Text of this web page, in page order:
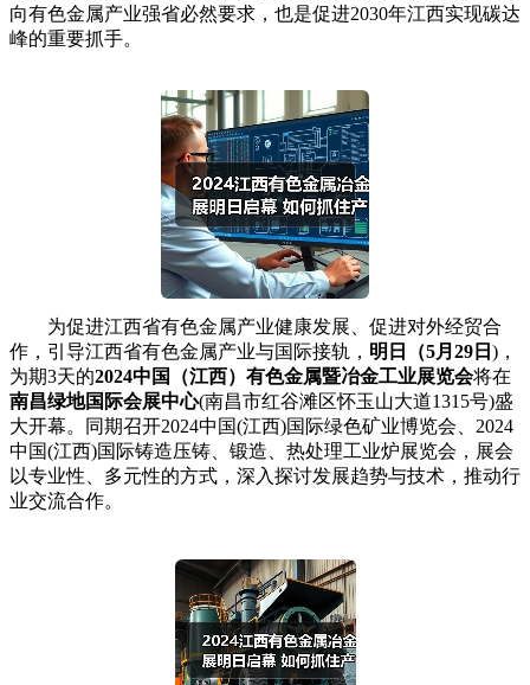
向有色金属产业强省必然要求，也是促进2030年江西实现碳达
峰的重要抓手。
为促进江西省有色金属产业健康发展、促进对外经贸合
作，引导江西省有色金属产业与国际接轨， 明日 （5月29日 )，
为期3天的2024中国（江西）有色金属暨冶金工业展览会将在
南昌绿地国际会展中心(南昌市红谷滩区怀玉山大道1315号)盛
大开幕。同期召开2024中国(江西)国际绿色矿业博览会、2024
中国(江西)国际铸造压铸、锻造、热处理工业炉展览会，展会
以专业性、多元性的方式，深入探讨发展趋势与技术，推动行
业交流合作。